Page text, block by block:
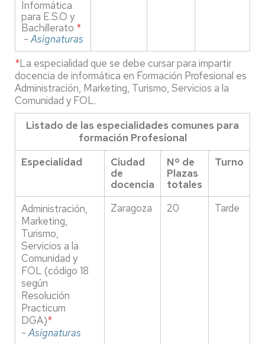
Informática
para E.S.O y
Bachillerato *
-Asignaturas
*La especialidad que se debe cursar para impartir
docencia de informática en Formación Profesional es
Administración, Marketing, Turismo, Servicios a la
Comunidad y FOL.
Listado de las especialidades comunes para
formación Profesional
Especialidad
Ciudad
de
docencia
Nº de
Plazas
totales
Turno
Administración,
Marketing,
Turismo,
Servicios a la
Comunidad y
FOL (código 18
según
Resolución
Practicum
DGA)*
-Asignaturas
Zaragoza 20 Tarde